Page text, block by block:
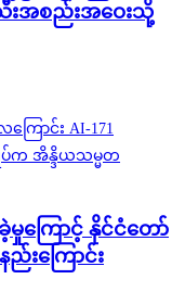
းအစည်းအဝေးသို့
မှုကြောင့် နိုင်ငံတော်
းကြောင်း